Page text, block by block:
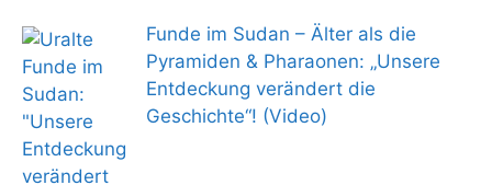
Funde im Sudan – Älter als die
Pyramiden & Pharaonen: „Unsere
Entdeckung verändert die
Geschichte“! (Video)